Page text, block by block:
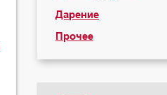
Дарение
Прочее